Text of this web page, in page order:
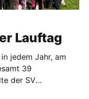
Lauftag
jedem Jahr, am
39
der SV